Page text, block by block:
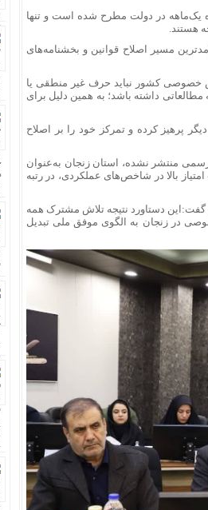
همین بازه یک‌ماهه در دولت مطرح شده است و تنها
هستند.
مسیر اصلاح قوانین و بخشنامه‌های
خصوصی کشور نباید حرف غیر منطقی یا
داشته باشد؛ به همین دلیل برای
پرهیز کرده و تمرکز خود را بر اصلاح
منتشر نشده، استان زنجان به‌عنوان
بالا در شاخص‌های عملکردی، در رتبه
گفت:این دستاورد نتیجه تلاش مشترک همه
در زنجان به الگوی موفق ملی تبدیل